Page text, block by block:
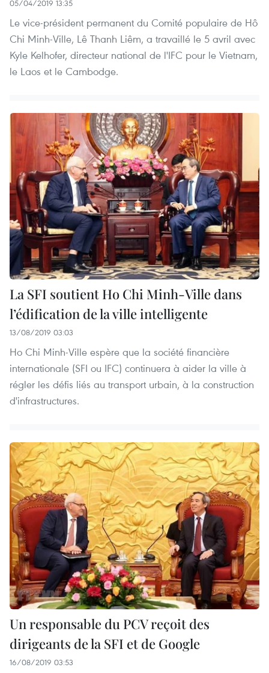
05/04/2019 13:35
Le vice-président permanent du Comité populaire de Hô
Chi Minh-Ville, Lê Thanh Liêm, a travaillé le 5 avril avec
Kyle Kelhofer, directeur national de l'IFC pour le Vietnam,
le Laos et le Cambodge.
La SFI soutient Ho Chi Minh-Ville dans
l’édification de la ville intelligente
13/08/2019 03:03
Ho Chi Minh-Ville espère que la société financière
internationale (SFI ou IFC) continuera à aider la ville à
régler les défis liés au transport urbain, à la construction
d'infrastructures.
Un responsable du PCV reçoit des
dirigeants de la SFI et de Google
16/08/2019 03:53